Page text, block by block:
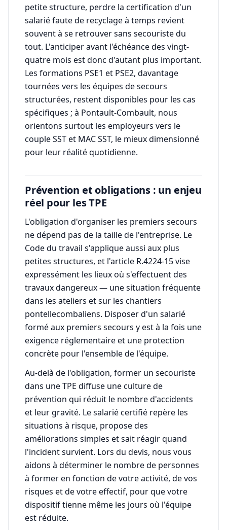
petite structure, perdre la certification d'un
salarié faute de recyclage à temps revient
souvent à se retrouver sans secouriste du
tout. L'anticiper avant l'échéance des vingt-
quatre mois est donc d'autant plus important.
Les formations PSE1 et PSE2, davantage
tournées vers les équipes de secours
structurées, restent disponibles pour les cas
spécifiques ; à Pontault-Combault, nous
orientons surtout les employeurs vers le
couple SST et MAC SST, le mieux dimensionné
pour leur réalité quotidienne.
Prévention et obligations : un enjeu
réel pour les TPE
L'obligation d'organiser les premiers secours
ne dépend pas de la taille de l'entreprise. Le
Code du travail s'applique aussi aux plus
petites structures, et l'article R.4224-15 vise
expressément les lieux où s'effectuent des
travaux dangereux — une situation fréquente
dans les ateliers et sur les chantiers
pontellecombaliens. Disposer d'un salarié
formé aux premiers secours y est à la fois une
exigence réglementaire et une protection
concrète pour l'ensemble de l'équipe.
Au-delà de l'obligation, former un secouriste
dans une TPE diffuse une culture de
prévention qui réduit le nombre d'accidents
et leur gravité. Le salarié certifié repère les
situations à risque, propose des
améliorations simples et sait réagir quand
l'incident survient. Lors du devis, nous vous
aidons à déterminer le nombre de personnes
à former en fonction de votre activité, de vos
risques et de votre effectif, pour que votre
dispositif tienne même les jours où l'équipe
est réduite.